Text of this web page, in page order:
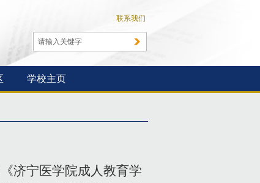
联系我们
学校主页
济宁医学院成人教育学